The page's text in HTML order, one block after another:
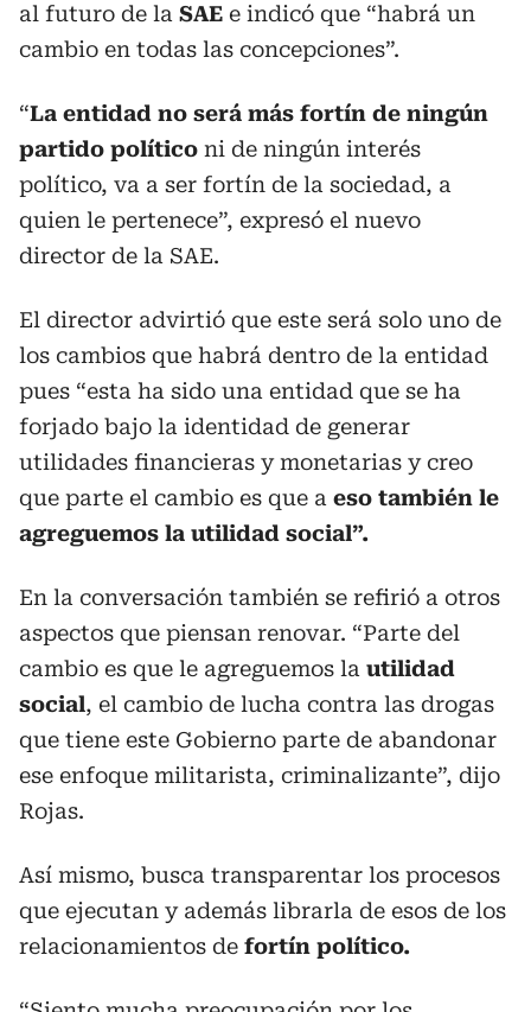
al futuro de la SAE e indicó que “habrá un
cambio en todas las concepciones”.
“La entidad no será más fortín de ningún
partido político ni de ningún interés
político, va a ser fortín de la sociedad, a
quien le pertenece”, expresó el nuevo
director de la SAE.
El director advirtió que este será solo uno de
los cambios que habrá dentro de la entidad
pues “esta ha sido una entidad que se ha
forjado bajo la identidad de generar
utilidades financieras y monetarias y creo
que parte el cambio es que a eso también le
agreguemos la utilidad social”.
En la conversación también se refirió a otros
aspectos que piensan renovar. “Parte del
cambio es que le agreguemos la utilidad
social, el cambio de lucha contra las drogas
que tiene este Gobierno parte de abandonar
ese enfoque militarista, criminalizante”, dijo
Rojas.
Así mismo, busca transparentar los procesos
que ejecutan y además librarla de esos de los
relacionamientos de fortín político.